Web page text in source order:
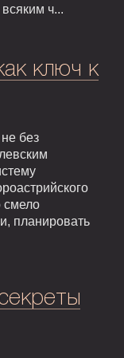
ч...
ключ к
без
смело
планировать